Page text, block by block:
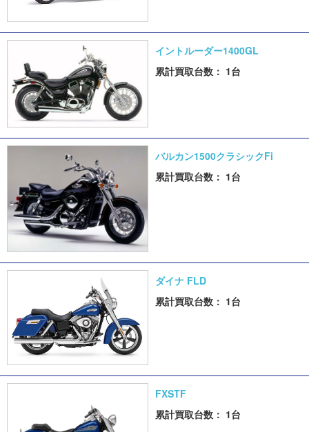
イントルーダー1400GL
累計買取台数： 1台
バルカン1500クラシックFi
累計買取台数： 1台
ダイナ FLD
累計買取台数： 1台
FXSTF
累計買取台数： 1台